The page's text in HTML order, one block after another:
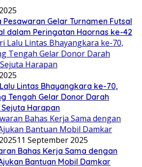
Pesawaran Gelar Turnamen Futsal
dalam Peringatan Haornas ke-42
Lintas Bhayangkara ke-70,
Tengah Gelar Donor Darah
Harapan
11 September 2025
Bahas Kerja Sama dengan
Bantuan Mobil Damkar